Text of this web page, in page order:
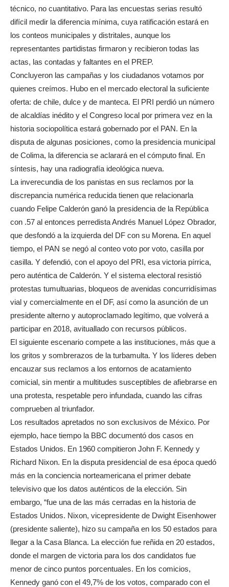
técnico, no cuantitativo. Para las encuestas serias resultó
difícil medir la diferencia mínima, cuya ratificación estará en
los conteos municipales y distritales, aunque los
representantes partidistas firmaron y recibieron todas las
actas, las contadas y faltantes en el PREP.
Concluyeron las campañas y los ciudadanos votamos por
quienes creímos. Hubo en el mercado electoral la suficiente
oferta: de chile, dulce y de manteca. El PRI perdió un número
de alcaldías inédito y el Congreso local por primera vez en la
historia sociopolítica estará gobernado por el PAN. En la
disputa de algunas posiciones, como la presidencia municipal
de Colima, la diferencia se aclarará en el cómputo final. En
síntesis, hay una radiografía ideológica nueva.
La inverecundia de los panistas en sus reclamos por la
discrepancia numérica reducida tienen que relacionarla
cuando Felipe Calderón ganó la presidencia de la República
con .57 al entonces perredista Andrés Manuel López Obrador,
que desfondó a la izquierda del DF con su Morena. En aquel
tiempo, el PAN se negó al conteo voto por voto, casilla por
casilla. Y defendió, con el apoyo del PRI, esa victoria pírrica,
pero auténtica de Calderón. Y el sistema electoral resistió
protestas tumultuarias, bloqueos de avenidas concurridísimas
vial y comercialmente en el DF, así como la asunción de un
presidente alterno y autoproclamado legítimo, que volverá a
participar en 2018, avituallado con recursos públicos.
El siguiente escenario compete a las instituciones, más que a
los gritos y sombrerazos de la turbamulta. Y los líderes deben
encauzar sus reclamos a los entornos de acatamiento
comicial, sin mentir a multitudes susceptibles de afiebrarse en
una protesta, respetable pero infundada, cuando las cifras
comprueben al triunfador.
Los resultados apretados no son exclusivos de México. Por
ejemplo, hace tiempo la BBC documentó dos casos en
Estados Unidos. En 1960 compitieron John F. Kennedy y
Richard Nixon. En la disputa presidencial de esa época quedó
más en la conciencia norteamericana el primer debate
televisivo que los datos auténticos de la elección. Sin
embargo, “fue una de las más cerradas en la historia de
Estados Unidos. Nixon, vicepresidente de Dwight Eisenhower
(presidente saliente), hizo su campaña en los 50 estados para
llegar a la Casa Blanca. La elección fue reñida en 20 estados,
donde el margen de victoria para los dos candidatos fue
menor de cinco puntos porcentuales. En los comicios,
Kennedy ganó con el 49,7% de los votos, comparado con el